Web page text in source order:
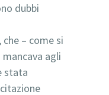
dubbi
– come si
agli
stata